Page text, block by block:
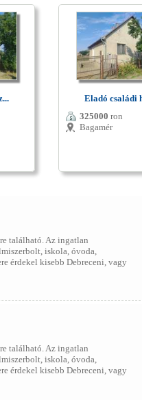
Eladó családi
325000 ron
Bagamér
található. Az ingatlan
iskola, óvoda,
érdekel kisebb Debreceni, vagy
található. Az ingatlan
iskola, óvoda,
érdekel kisebb Debreceni, vagy